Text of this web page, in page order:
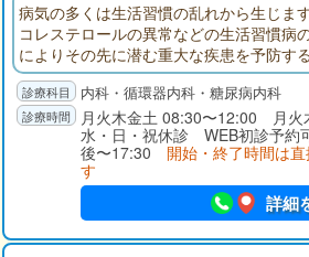
病気の多くは生活習慣の乱れから生じま
コレステロールの異常などの生活習慣病
によりその先に潜む重大な疾患を予防す
のような思いから、私は地域住民の皆様
から守るため、生活習慣病を中心とした
を主に置いた診療を行い、微力ながらも
いきたいと考えております。宜しくお願
内科・循環器内科・糖尿病内科
月火木金土 08:30〜12:00 月
水・日・祝休診 WEB初診予
後〜17:30 開始・終了時間は
す
詳細